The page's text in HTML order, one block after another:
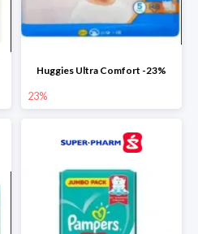
Huggies Ultra Comfort -23%
23%